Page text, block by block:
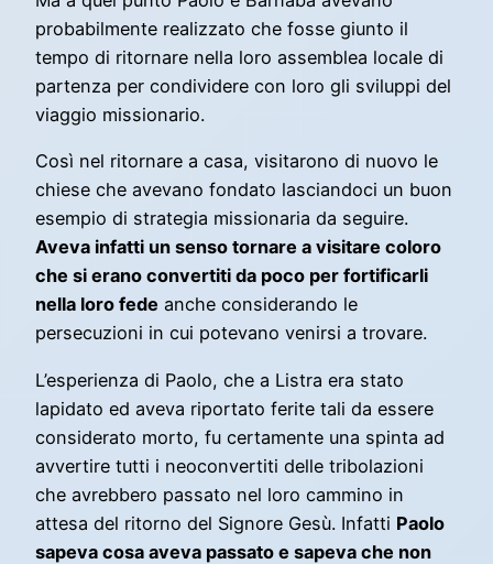
probabilmente realizzato che fosse giunto il
tempo di ritornare nella loro assemblea locale di
partenza per condividere con loro gli sviluppi del
viaggio missionario.
Così nel ritornare a casa, visitarono di nuovo le
chiese che avevano fondato lasciandoci un buon
esempio di strategia missionaria da seguire.
Aveva infatti un senso tornare a visitare coloro
che si erano convertiti da poco per fortificarli
nella loro fede anche considerando le
persecuzioni in cui potevano venirsi a trovare.
L’esperienza di Paolo, che a Listra era stato
lapidato ed aveva riportato ferite tali da essere
considerato morto, fu certamente una spinta ad
avvertire tutti i neoconvertiti delle tribolazioni
che avrebbero passato nel loro cammino in
attesa del ritorno del Signore Gesù. Infatti Paolo
sapeva cosa aveva passato e sapeva che non